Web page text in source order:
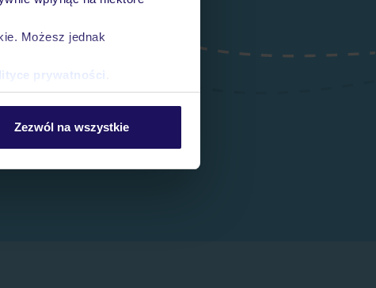
Możesz jednak
prywatności
Zezwól na wszystkie